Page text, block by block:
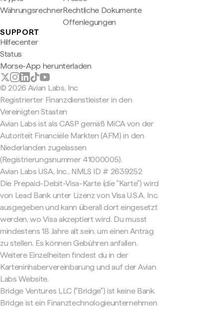
WährungsrechnerRechtliche Dokumente
Offenlegungen
SUPPORT
Hilfecenter
Status
Morse-App herunterladen
© 2026 Avian Labs, Inc
Registrierter Finanzdienstleister in den
Vereinigten Staaten
Avian Labs ist als CASP gemäß MiCA von der
Autoriteit Financiële Markten (AFM) in den
Niederlanden zugelassen
(Registrierungsnummer 41000005).
Avian Labs USA, Inc., NMLS ID # 2639252
Die Prepaid-Debit-Visa-Karte (die "Karte") wird
von Lead Bank unter Lizenz von Visa U.S.A. Inc.
ausgegeben und kann überall dort eingesetzt
werden, wo Visa akzeptiert wird. Du musst
mindestens 18 Jahre alt sein, um einen Antrag
zu stellen. Es können Gebühren anfallen.
Weitere Einzelheiten findest du in der
Karteninhabervereinbarung und auf der Avian
Labs Website.
Bridge Ventures LLC ("Bridge") ist keine Bank.
Bridge ist ein Finanztechnologieunternehmen